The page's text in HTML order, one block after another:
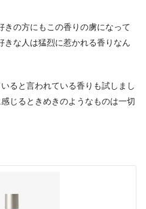
きの方にもこの香りの虜になって
きな人は猛烈に惹かれる香りなん
ると言われている香りも試しまし
じるときめきのようなものは一切